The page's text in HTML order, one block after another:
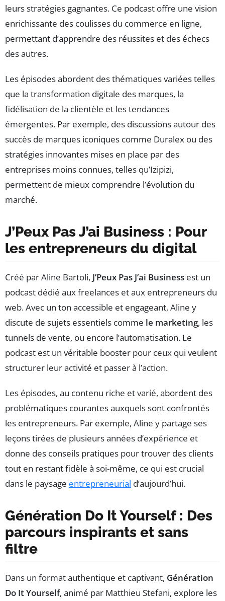
leurs stratégies gagnantes. Ce podcast offre une vision
enrichissante des coulisses du commerce en ligne,
permettant d’apprendre des réussites et des échecs
des autres.
Les épisodes abordent des thématiques variées telles
que la transformation digitale des marques, la
fidélisation de la clientèle et les tendances
émergentes. Par exemple, des discussions autour des
succès de marques iconiques comme Duralex ou des
stratégies innovantes mises en place par des
entreprises moins connues, telles qu’Izipizi,
permettent de mieux comprendre l’évolution du
marché.
J’Peux Pas J’ai Business : Pour
les entrepreneurs du digital
Créé par Aline Bartoli, J’Peux Pas J’ai Business est un
podcast dédié aux freelances et aux entrepreneurs du
web. Avec un ton accessible et engageant, Aline y
discute de sujets essentiels comme le marketing, les
tunnels de vente, ou encore l’automatisation. Le
podcast est un véritable booster pour ceux qui veulent
structurer leur activité et passer à l’action.
Les épisodes, au contenu riche et varié, abordent des
problématiques courantes auxquels sont confrontés
les entrepreneurs. Par exemple, Aline y partage ses
leçons tirées de plusieurs années d’expérience et
donne des conseils pratiques pour trouver des clients
tout en restant fidèle à soi-même, ce qui est crucial
dans le paysage entrepreneurial d’aujourd’hui.
Génération Do It Yourself : Des
parcours inspirants et sans
filtre
Dans un format authentique et captivant, Génération
Do It Yourself, animé par Matthieu Stefani, explore les